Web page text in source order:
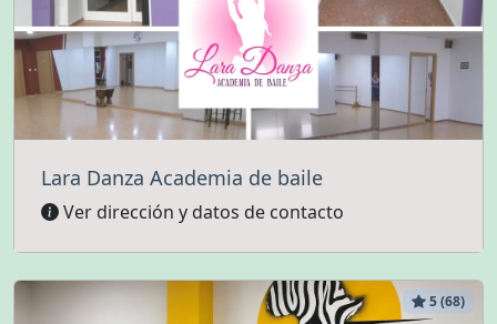
Lara Danza Academia de baile
Ver dirección y datos de contacto
5 (68)